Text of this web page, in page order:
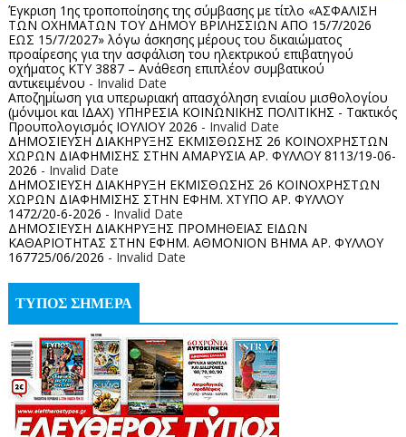
Έγκριση 1ης τροποποίησης της σύμβασης με τίτλο «ΑΣΦΑΛΙΣΗ
ΤΩΝ ΟΧΗΜΑΤΩΝ ΤΟΥ ΔΗΜΟΥ ΒΡΙΛΗΣΣΙΩΝ ΑΠΟ 15/7/2026
ΕΩΣ 15/7/2027» λόγω άσκησης μέρους του δικαιώματος
προαίρεσης για την ασφάλιση του ηλεκτρικού επιβατηγού
οχήματος ΚΤΥ 3887 – Ανάθεση επιπλέον συμβατικού
αντικειμένου - Invalid Date
Αποζημίωση για υπερωριακή απασχόληση ενιαίου μισθολογίου
(μόνιμοι και ΙΔΑΧ) ΥΠΗΡΕΣΙΑ ΚΟΙΝΩΝΙΚΗΣ ΠΟΛΙΤΙΚΗΣ - Τακτικός
Προυπολογισμός ΙΟΥΛΙΟΥ 2026 - Invalid Date
ΔΗΜΟΣΙΕΥΣΗ ΔΙΑΚΗΡΥΞΗΣ ΕΚΜΙΣΘΩΣΗΣ 26 ΚΟΙΝΟΧΡΗΣΤΩΝ
ΧΩΡΩΝ ΔΙΑΦΗΜΙΣΗΣ ΣΤΗΝ ΑΜΑΡΥΣΙΑ ΑΡ. ΦΥΛΛΟΥ 8113/19-06-
2026 - Invalid Date
ΔΗΜΟΣΙΕΥΣΗ ΔΙΑΚΗΡΥΞΗ ΕΚΜΙΣΘΩΣΗΣ 26 ΚΟΙΝΟΧΡΗΣΤΩΝ
ΧΩΡΩΝ ΔΙΑΦΗΜΙΣΗΣ ΣΤΗΝ ΕΦΗΜ. ΧΤΥΠΟ ΑΡ. ΦΥΛΛΟΥ
1472/20-6-2026 - Invalid Date
ΔΗΜΟΣΙΕΥΣΗ ΔΙΑΚΗΡΥΞΗΣ ΠΡΟΜΗΘΕΙΑΣ ΕΙΔΩΝ
ΚΑΘΑΡΙΟΤΗΤΑΣ ΣΤΗΝ ΕΦΗΜ. ΑΘΜΟΝΙΟΝ ΒΗΜΑ ΑΡ. ΦΥΛΛΟΥ
167725/06/2026 - Invalid Date
ΤΥΠΟΣ ΣΗΜΕΡΑ